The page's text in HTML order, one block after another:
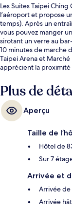
Les Suites Taipei
l’aéroport et propose
temps). Après un
vous pouvez manger
sirotant un verre au
10 minutes de marche
Taipei Arena et
apprécient la
Taipei Arena est à
Plus de
Aperçu
Taille de
Hôtel de
Sur 7
Arrivée et
Arrivée de
Arrivée